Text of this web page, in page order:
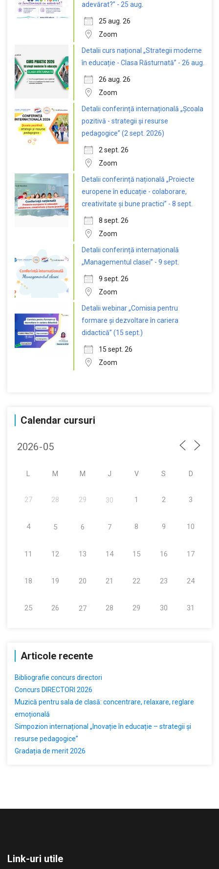
adevărat?” - 25 aug.
25 aug. 26
Zoom
Detalii curs național „Strategii moderne
în educație - Clasa Răsturnată” - 26 aug.
26 aug. 26
Zoom
Detalii conferință internațională „Școala
pozitivă - strategii și resurse
pedagogice” (2 sept. 2026)
2 sept. 26
Zoom
Detalii conferință națională „Proiecte
europene în educație - colaborare,
creativitate și bune practici” - 8 sept.
8 sept. 26
Zoom
Detalii conferință internațională
„Managementul clasei” - 9 sept.
9 sept. 26
Zoom
Detalii webinar „Comisia pentru
formare și dezvoltare în cariera
didactică” (15 sept.)
15 sept. 26
Zoom
Calendar cursuri
M M J V S D
27 28 29 30 1 2 3
4 5 6 7 8 9 10
11 12 13 14 15 16 17
18 19 20 21 22 23 24
25 26 27 28 29 30 31
Articole recente
Bibliografie concurs directori
Concurs DIRECTORI 2026
Muzică pentru sala de clasă: concentrare, relaxare, reglare
emoțională
Simpozion internațional „Inovație în educație – strategii și
resurse pedagogice”
Gradația de merit 2026
Link-uri utile